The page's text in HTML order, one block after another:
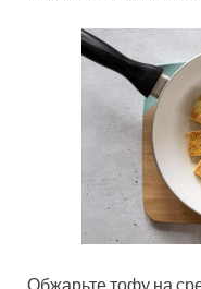
Обжарьте тофу на